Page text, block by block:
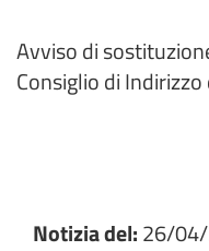
Avviso di
Consiglio di
Notizia del:26/